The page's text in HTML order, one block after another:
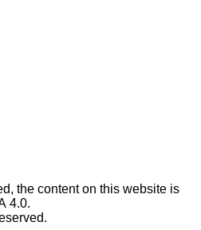
the content on this website is
4.0.